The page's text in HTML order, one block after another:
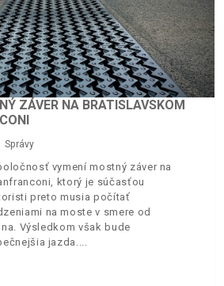
ZÁVER NA BRATISLAVSKOM
Správy
vymení mostný záver na
ktorý je súčasťou
preto musia počítať
na moste v smere od
Výsledkom však bude
jazda.